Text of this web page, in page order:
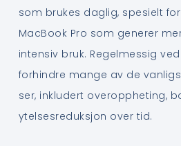
som brukes daglig, spesielt
MacBook Pro som generer
intensiv bruk. Regelmessig
forhindre mange av de
ser, inkludert overoppheting,
ytelsesreduksjon over tid.